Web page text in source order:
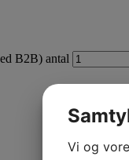
B2B) antal
Vi og